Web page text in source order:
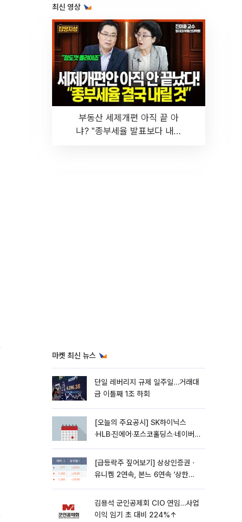
최신 영상
부동산 세제개편 아직 끝 아
냐? "종부세율 발표보다 내릴
마켓 최신 뉴스
단일 레버리지 규제 일주일…거래대
금 이틀째 1조 하회
[오늘의 주요공시] SK하이닉스
·HLB·진에어·포스코홀딩스·네이버·
[급등락주 짚어보기] 상상인증권ㆍ
유니켐 2연속, 본느 6연속 ‘상한
김용석 군인공제회 CIO 연임…사업
이익 임기 초 대비 224%↑